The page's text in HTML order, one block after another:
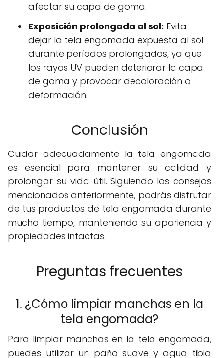
afectar su capa de goma.
Exposición prolongada al sol: Evita
dejar la tela engomada expuesta al sol
durante períodos prolongados, ya que
los rayos UV pueden deteriorar la capa
de goma y provocar decoloración o
deformación.
Conclusión
Cuidar adecuadamente la tela engomada
es esencial para mantener su calidad y
prolongar su vida útil. Siguiendo los consejos
mencionados anteriormente, podrás disfrutar
de tus productos de tela engomada durante
mucho tiempo, manteniendo su apariencia y
propiedades intactas.
Preguntas frecuentes
1. ¿Cómo limpiar manchas en la
tela engomada?
Para limpiar manchas en la tela engomada,
puedes utilizar un paño suave y agua tibia